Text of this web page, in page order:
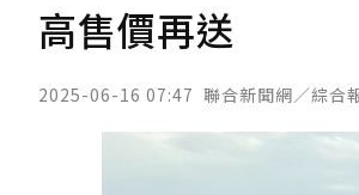
高售價再送
2025-06-16 07:47 聯合新聞網／綜合